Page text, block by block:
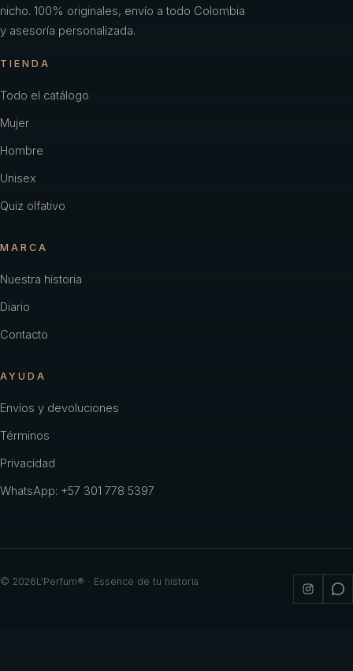
nicho. 100% originales, envío a todo Colombia
y asesoría personalizada.
TIENDA
Todo el catálogo
Mujer
Hombre
Unisex
Quiz olfativo
MARCA
Nuestra historia
Diario
Contacto
AYUDA
Envíos y devoluciones
Términos
Privacidad
WhatsApp: +57 301 778 5397
© 2026L'Perfum® · Essence de tu historia